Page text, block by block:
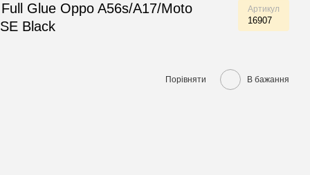
Glue Oppo A56s/A17/Moto
Black
Артикул
16907
Порівняти В бажання